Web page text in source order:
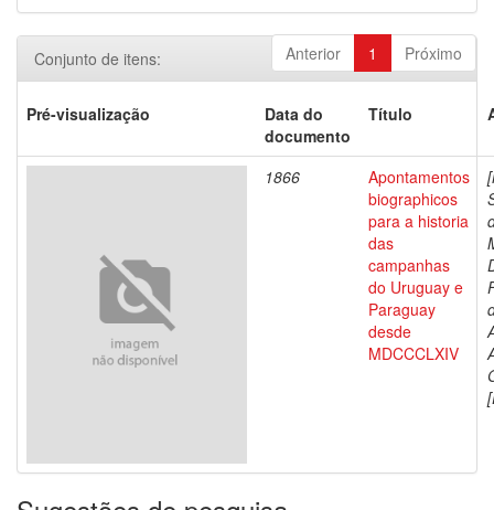
Anterior 1 Próximo
Conjunto de itens:
Pré-visualização
Data do
documento
Título
1866
Apontamentos
biographicos
para a historia
das
campanhas
do Uruguay e
Paraguay
desde
MDCCCLXIV